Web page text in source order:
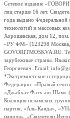
Сетевое издание
лиц старше 16 лет.
года выдано Федеральной
технологий и массовых
Хорошевская, дом 12, пом.
«РУ ФМ» (123298 Москва,
GOVORITMOSKVA.RU.
зарубежные страны.
Георгиевич. Email:
*Экстремистские и
Федерации: «Правый
«Джабхат Фатх аш-Шам»
Коалиция исламских
партия, «Аль-Каида»,
народа», «Свидетели